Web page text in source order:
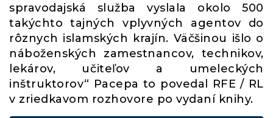
spravodajská služba vyslala okolo 500
takýchto tajných vplyvných agentov do
rôznych islamských krajín. Väčšinou išlo o
náboženských zamestnancov, technikov,
lekárov, učiteľov a umeleckých
inštruktorov“ Pacepa to povedal RFE / RL
v zriedkavom rozhovore po vydaní knihy.